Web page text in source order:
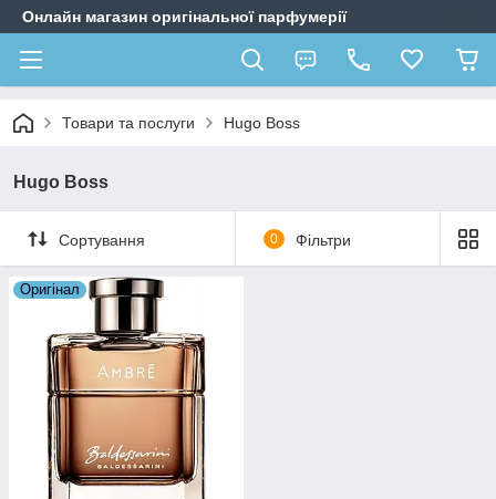
Онлайн магазин оригінальної парфумерії
Товари та послуги Hugo Boss
Hugo Boss
Сортування 0 Фільтри
Оригiнал